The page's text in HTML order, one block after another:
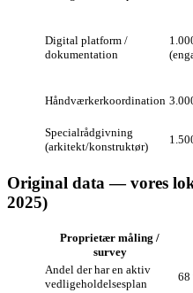
Digital platform /
dokumentation
Håndværkerkoordination
Specialrådgivning
(arkitekt/konstruktør)
Original data — vores
2025)
Proprietær måling /
survey
Andel der har en aktiv
vedligeholdelsesplan
68